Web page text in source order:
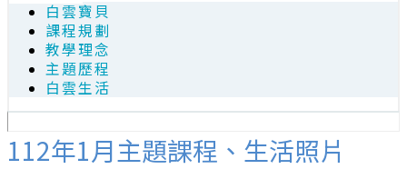
白雲寶貝
課程規劃
教學理念
主題歷程
白雲生活
112年1月主題課程、生活照片